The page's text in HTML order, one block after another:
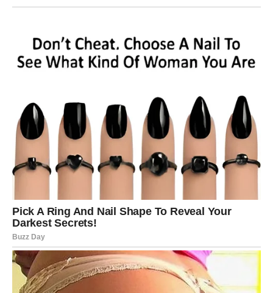
možete pronaći sreću ako stalno zaboravljate sebe.
Zvijezde vam poručuju da ne osjećate grižnju savjesti
Mnogi Ovnovi će tokom ovog perioda napraviti promjene
koje će ih kasnije dovesti do mnogo srećnijeg i mirnijeg
života.
Sudbina vam sada vraća ono što
ste dugo čekali
Sve kroz šta ste prošli nije bilo uzalud.
Svaka prepreka, svako razočaranje i svaki trenutak tokom
kojeg ste mislili da više ne možete dalje zapravo su vas